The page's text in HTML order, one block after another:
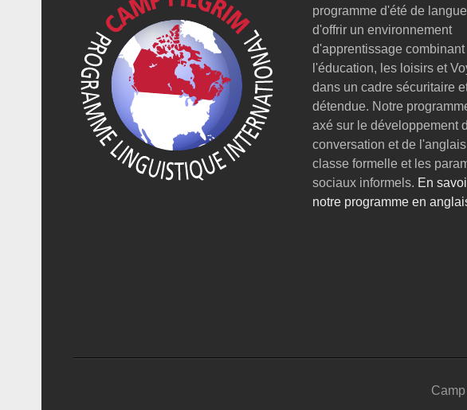
programme d'été de
d'offrir un environnement
d'apprentissage combinant
l'éducation, les loisirs et
dans un cadre sécuritaire
détendue. Notre
axé sur le développement
conversation et de
classe formelle et les
sociaux informels. En
notre programme en